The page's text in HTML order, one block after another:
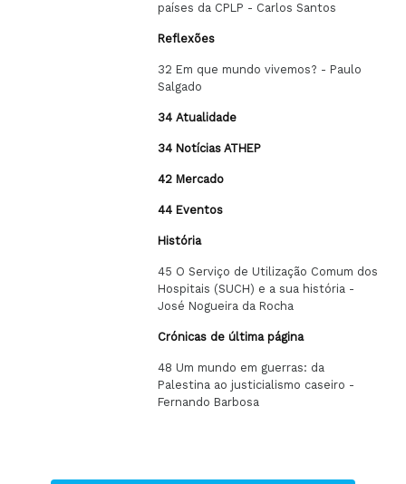
países da CPLP - Carlos Santos
Reflexões
32 Em que mundo vivemos? - Paulo
Salgado
34Atualidade
34 Notícias ATHEP
42 Mercado
44 Eventos
História
45 O Serviço de Utilização Comum dos
Hospitais (SUCH) e a sua história -
José Nogueira da Rocha
Crónicas de última página
48 Um mundo em guerras: da
Palestina ao justicialismo caseiro -
Fernando Barbosa